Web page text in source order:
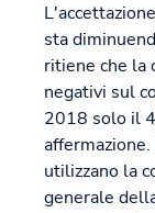
sta
ritiene che la
negativi sul
2018 solo il
utilizzano la
generale